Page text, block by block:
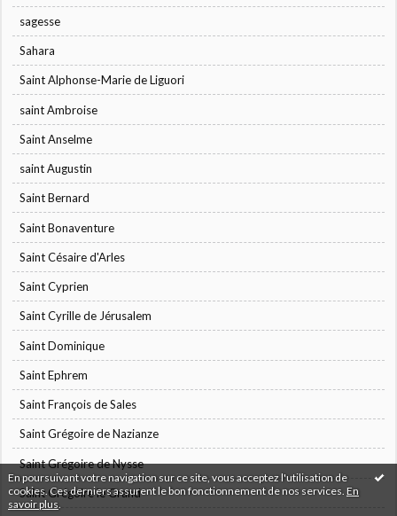
En poursuivant votre navigation sur ce site, vous acceptez l'utilisation de
cookies. Ces derniers assurent le bon fonctionnement de nos services. En
savoir plus
sagesse
Sahara
Saint Alphonse-Marie de Liguori
saint Ambroise
Saint Anselme
saint Augustin
Saint Bernard
Saint Bonaventure
Saint Césaire d'Arles
Saint Cyprien
Saint Cyrille de Jérusalem
Saint Dominique
Saint Ephrem
Saint François de Sales
Saint Grégoire de Nazianze
Saint Grégoire de Nysse
Saint Grégoire le Grand